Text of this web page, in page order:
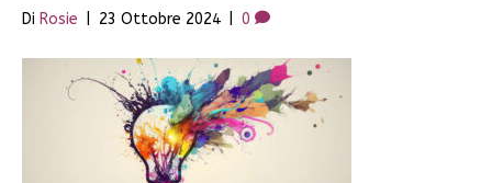
Di Rosie 23 Ottobre 2024 0